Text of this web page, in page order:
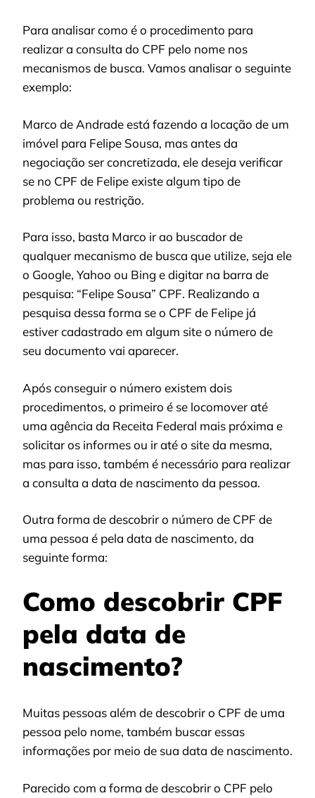
Para analisar como é o procedimento para
realizar a consulta do CPF pelo nome nos
mecanismos de busca. Vamos analisar o seguinte
exemplo:
Marco de Andrade está fazendo a locação de um
imóvel para Felipe Sousa, mas antes da
negociação ser concretizada, ele deseja verificar
se no CPF de Felipe existe algum tipo de
problema ou restrição.
Para isso, basta Marco ir ao buscador de
qualquer mecanismo de busca que utilize, seja ele
o Google, Yahoo ou Bing e digitar na barra de
pesquisa: “Felipe Sousa” CPF. Realizando a
pesquisa dessa forma se o CPF de Felipe já
estiver cadastrado em algum site o número de
seu documento vai aparecer.
Após conseguir o número existem dois
procedimentos, o primeiro é se locomover até
uma agência da Receita Federal mais próxima e
solicitar os informes ou ir até o site da mesma,
mas para isso, também é necessário para realizar
a consulta a data de nascimento da pessoa.
Outra forma de descobrir o número de CPF de
uma pessoa é pela data de nascimento, da
seguinte forma:
Como descobrir CPF
pela data de
nascimento?
Muitas pessoas além de descobrir o CPF de uma
pessoa pelo nome, também buscar essas
informações por meio de sua data de nascimento.
Parecido com a forma de descobrir o CPF pelo